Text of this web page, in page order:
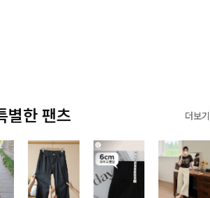
별한 팬츠 더보기